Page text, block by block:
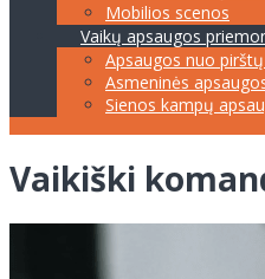
Mobilios scenos
Vaikų apsaugos
Apsaugos nuo
Asmeninės
Sienos kampų
Vaikiški